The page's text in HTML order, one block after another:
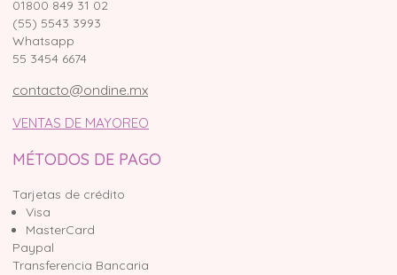
01800 849 31 02
(55) 5543 3993
Whatsapp
55 3454 6674
contacto@ondine.mx
VENTAS DE MAYOREO
MÉTODOS DE PAGO
Tarjetas de crédito
Visa
MasterCard
Paypal
Transferencia Bancaria